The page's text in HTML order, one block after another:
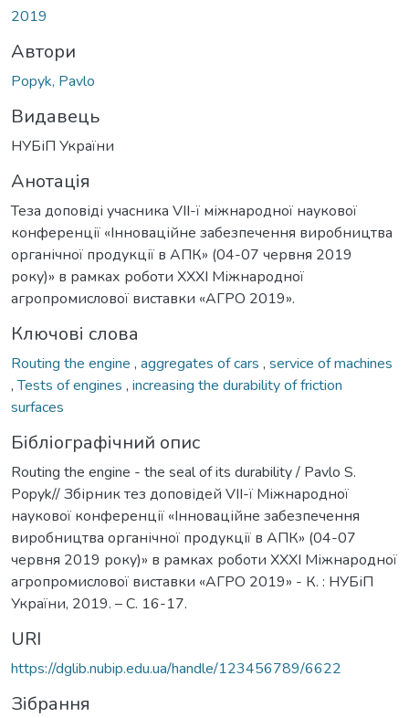
2019
Автори
Popyk, Pavlo
Видавець
НУБіП України
Анотація
Теза доповіді учасника VІІ-ї міжнародної наукової
конференції «Інноваційне забезпечення виробництва
органічної продукції в АПК» (04-07 червня 2019
року)» в рамках роботи XXXI Міжнародної
агропромислової виставки «АГРО 2019».
Ключові слова
Routing the engine , aggregates of cars , service of machines
,Tests of engines , increasing the durability of friction
surfaces
Бібліографічний опис
Routing the engine - the seal of its durability / Pavlo S.
Popyk// Збірник тез доповідей VІІ-ї Міжнародної
наукової конференції «Інноваційне забезпечення
виробництва органічної продукції в АПК» (04-07
червня 2019 року)» в рамках роботи XXXI Міжнародної
агропромислової виставки «АГРО 2019» - К. : НУБіП
України, 2019. – С. 16-17.
URI
https://dglib.nubip.edu.ua/handle/123456789/6622
Зібрання